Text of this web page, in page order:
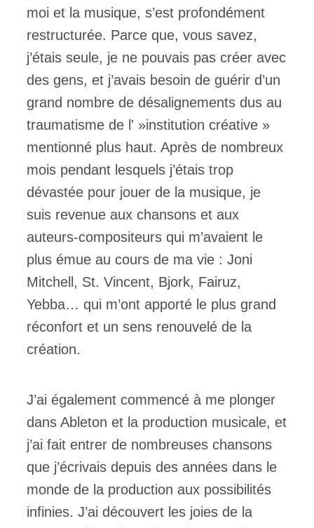
moi et la musique, s’est profondément
restructurée. Parce que, vous savez,
j’étais seule, je ne pouvais pas créer avec
des gens, et j’avais besoin de guérir d’un
grand nombre de désalignements dus au
traumatisme de l' »institution créative »
mentionné plus haut. Après de nombreux
mois pendant lesquels j’étais trop
dévastée pour jouer de la musique, je
suis revenue aux chansons et aux
auteurs-compositeurs qui m’avaient le
plus émue au cours de ma vie : Joni
Mitchell, St. Vincent, Bjork, Fairuz,
Yebba… qui m’ont apporté le plus grand
réconfort et un sens renouvelé de la
création.
J’ai également commencé à me plonger
dans Ableton et la production musicale, et
j’ai fait entrer de nombreuses chansons
que j’écrivais depuis des années dans le
monde de la production aux possibilités
infinies. J’ai découvert les joies de la